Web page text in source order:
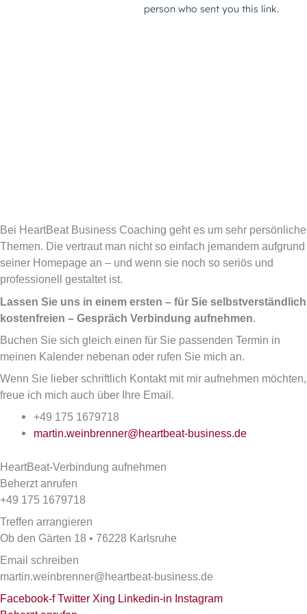
Bei HeartBeat Business Coaching geht es um sehr persönliche
Themen. Die vertraut man nicht so einfach jemandem aufgrund
seiner Homepage an – und wenn sie noch so seriös und
professionell gestaltet ist.
Lassen Sie uns in einem ersten – für Sie selbstverständlich
kostenfreien – Gespräch Verbindung aufnehmen
Buchen Sie sich gleich einen für Sie passenden Termin in
meinen Kalender nebenan oder rufen Sie mich an.
Wenn Sie lieber schriftlich Kontakt mit mir aufnehmen möchten,
freue ich mich auch über Ihre Email.
+49 175 1679718
martin.weinbrenner@heartbeat-business.de
HeartBeat-Verbindung aufnehmen
Beherzt anrufen
+49 175 1679718
Treffen arrangieren
Ob den Gärten 18 • 76228 Karlsruhe
Email schreiben
martin.weinbrenner@heartbeat-business.de
Facebook-f Twitter Xing Linkedin-in Instagram